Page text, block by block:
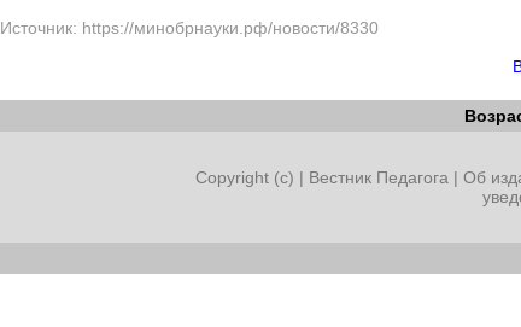
Источник: https://минобрнауки.рф/новости/8330
Copyright (c) | Вестник Педагога | Об